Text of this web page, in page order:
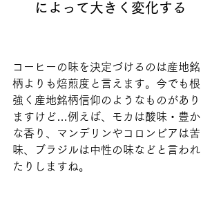
によって大きく変化する
コーヒーの味を決定づけるのは産地銘
柄よりも焙煎度と言えます。今でも根
強く産地銘柄信仰のようなものがあり
ますけど…例えば、モカは酸味・豊か
な香り、マンデリンやコロンビアは苦
味、ブラジルは中性の味などと言われ
たりしますね。